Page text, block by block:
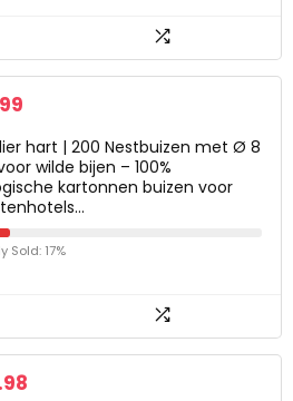
hart | 200 Nestbuizen met Ø 8
wilde bijen – 100%
kartonnen buizen voor
Sold: 17%